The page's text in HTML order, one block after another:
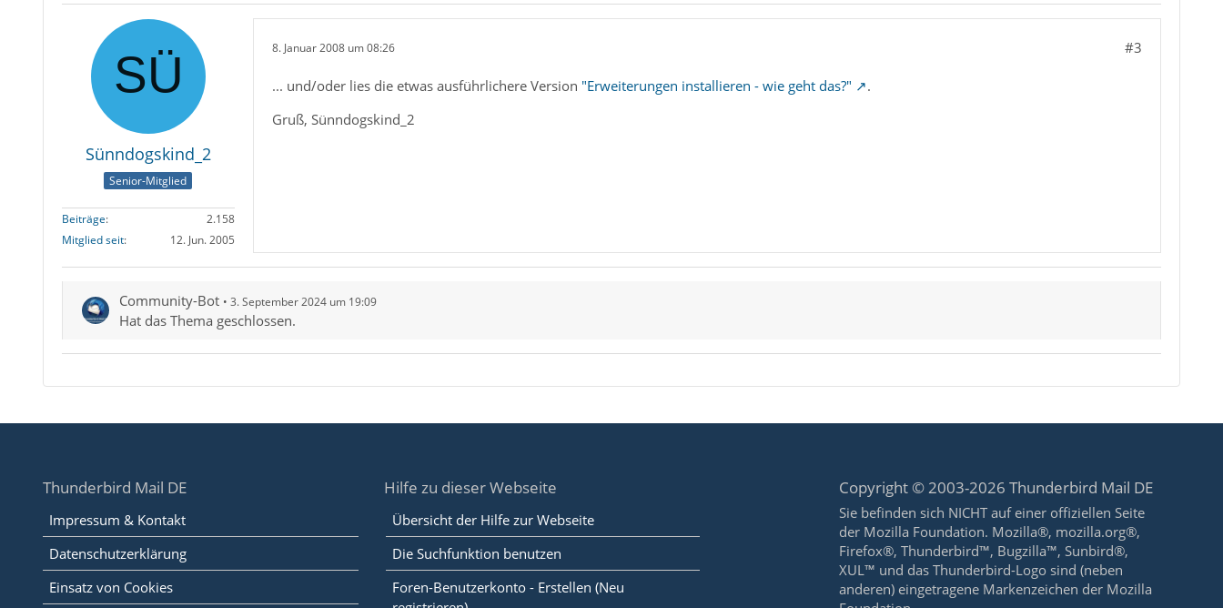
Sünndogskind_2
Senior-Mitglied
Beiträge
2.158
Mitglied seit
12. Jun. 2005
8. Januar 2008 um 08:26 #3
... und/oder lies die etwas ausführlichere Version "Erweiterungen installieren - wie geht das?"
.
Gruß, Sünndogskind_2
Community-Bot 3. September 2024 um 19:09
Hat das Thema geschlossen.
Thunderbird Mail DE
Impressum & Kontakt
Datenschutzerklärung
Einsatz von Cookies
Hilfe zu dieser Webseite
Übersicht der Hilfe zur Webseite
Die Suchfunktion benutzen
Foren-Benutzerkonto - Erstellen (Neu
Copyright © 2003-2026 Thunderbird Mail DE
Sie befinden sich NICHT auf einer offiziellen Seite
der Mozilla Foundation. Mozilla®, mozilla.org®,
Firefox®, Thunderbird™, Bugzilla™, Sunbird®,
XUL™ und das Thunderbird-Logo sind (neben
anderen) eingetragene Markenzeichen der Mozilla